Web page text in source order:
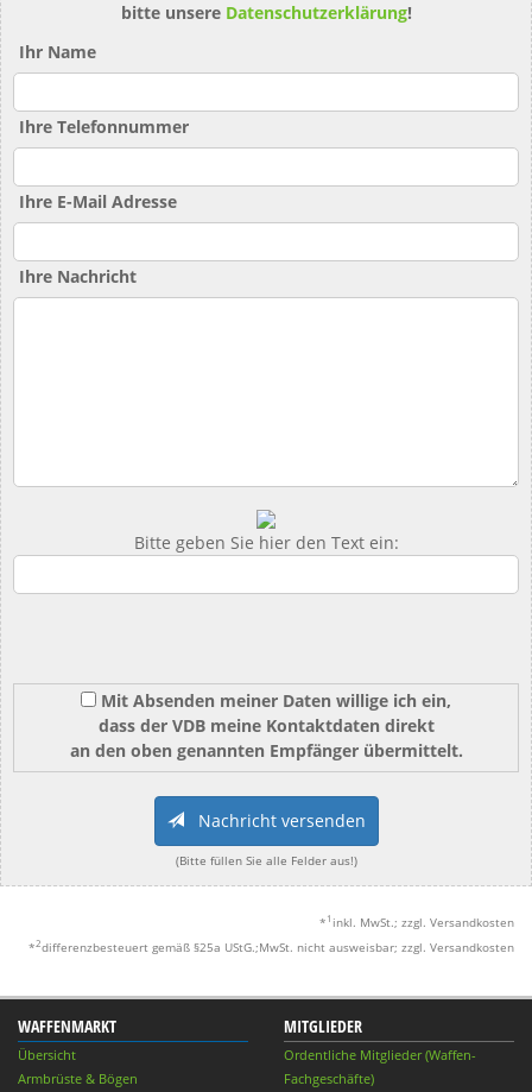
bitte unsere Datenschutzerklärung!
Ihr Name
Ihre Telefonnummer
Ihre E-Mail Adresse
Ihre Nachricht
Bitte geben Sie hier den Text ein:
Mit Absenden meiner Daten willige ich ein,
dass der VDB meine Kontaktdaten direkt
an den oben genannten Empfänger übermittelt.
Nachricht versenden
(Bitte füllen Sie alle Felder aus!)
* 1 inkl. MwSt.; zzgl. Versandkosten
*2differenzbesteuert gemäß §25a UStG.;MwSt. nicht ausweisbar; zzgl. Versandkosten
WAFFENMARKT
Übersicht
Armbrüste & Bögen
MITGLIEDER
Ordentliche Mitglieder (Waffen-
Fachgeschäfte)